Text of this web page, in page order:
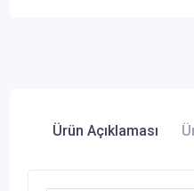
Ürün Açıklaması